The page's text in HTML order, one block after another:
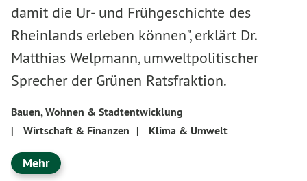
damit die Ur- und Frühgeschichte des
Rheinlands erleben können", erklärt Dr.
Matthias Welpmann, umweltpolitischer
Sprecher der Grünen Ratsfraktion.
Bauen, Wohnen & Stadtentwicklung
|
Wirtschaft & Finanzen | Klima & Umwelt
Mehr